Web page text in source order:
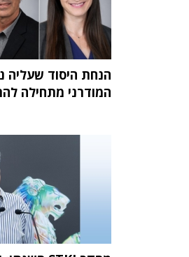
הנחת היסוד שעליה
המודרני מתחילה